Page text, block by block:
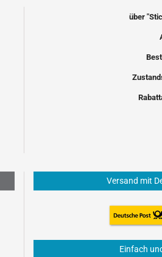
über
Versand mit
Einfach